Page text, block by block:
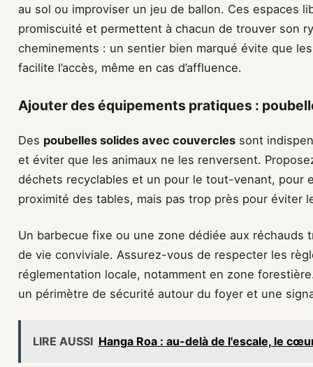
au sol ou improviser un jeu de ballon. Ces espaces
promiscuité et permettent à chacun de trouver son
cheminements : un sentier bien marqué évite que
facilite l’accès, même en cas d’affluence.
Ajouter des équipements pratiques :
Des poubelles solides avec couvercles sont
et éviter que les animaux ne les renversent.
déchets recyclables et un pour le tout-venant, pour
proximité des tables, mais pas trop près pour éviter
Un barbecue fixe ou une zone dédiée aux réchauds
de vie conviviale. Assurez-vous de respecter les
réglementation locale, notamment en zone
un périmètre de sécurité autour du foyer et une
LIRE AUSSI Hanga Roa : au-delà de l'escale, le